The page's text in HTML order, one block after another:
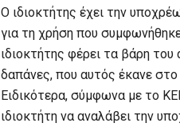
Ο ιδιοκτήτης έχει την
για τη χρήση που
ιδιοκτήτης φέρει τα βάρη του
δαπάνες, που αυτός έκανε στο
Ειδικότερα, σύμφωνα με το
ιδιοκτήτη να αναλάβει την